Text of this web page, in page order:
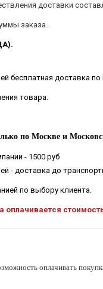
доставки
заказа.
бесплатная доставка
товара.
по Москве и
- 1500 руб
- доставка до
по выбору клиента.
оплачивается
оплачивать